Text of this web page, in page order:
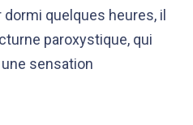
quelques heures, il
paroxystique, qui
sensation